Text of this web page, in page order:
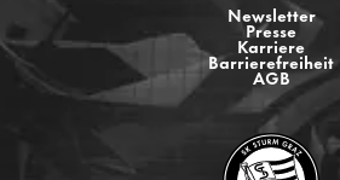
Newsletter
Presse
Karriere
Barrierefreiheit
AGB